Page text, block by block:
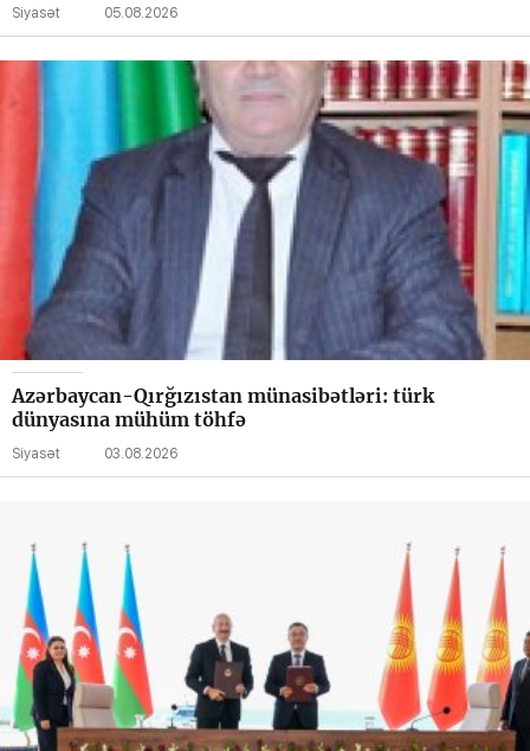
Siyasət 05.08.2026
Azərbaycan-Qırğızıstan münasibətləri: türk
dünyasına mühüm töhfə
Siyasət 03.08.2026